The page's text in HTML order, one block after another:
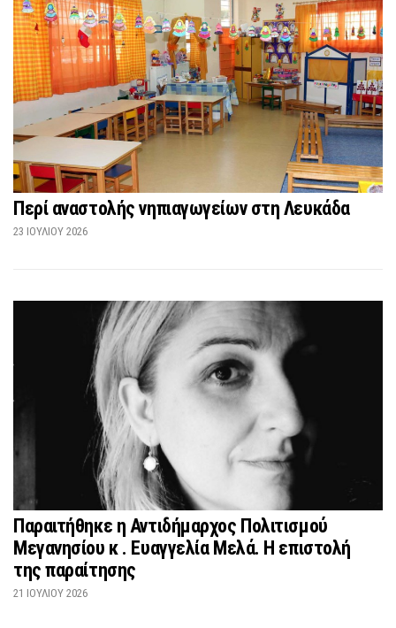
Περί αναστολής νηπιαγωγείων στη Λευκάδα
23 ΙΟΥΛΊΟΥ 2026
Παραιτήθηκε η Αντιδήμαρχος Πολιτισμού
Μεγανησίου κ . Ευαγγελία Μελά. Η επιστολή
της παραίτησης
21 ΙΟΥΛΊΟΥ 2026